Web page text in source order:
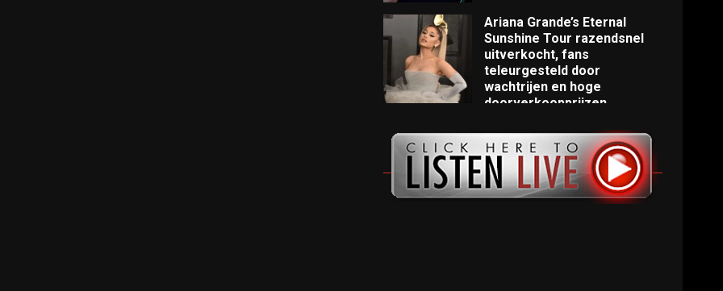
Ariana Grande’s Eternal
Sunshine Tour razendsnel
uitverkocht, fans
teleurgesteld door
wachtrijen en hoge
doorverkoopprijzen